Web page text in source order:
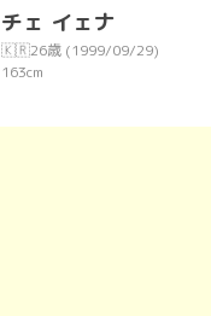
チェ イェナ
🇰🇷26歳 (1999/09/29)
163cm